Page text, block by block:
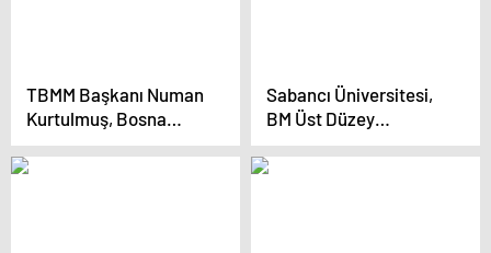
TBMM Başkanı Numan
Kurtulmuş, Bosna
Hersek Temsilciler
Meclisi Başkanı
Sabancı Üniversitesi,
BM Üst Düzey
Arabuluculuk Danışma
Kurulu Üyesi Jean-